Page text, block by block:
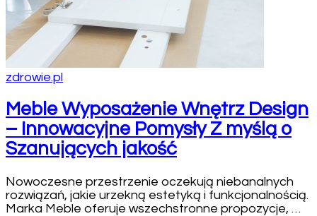
zdrowie.pl
Meble Wyposażenie Wnętrz Design
– Innowacyjne Pomysły Z myślą o
Szanujących jakość
Nowoczesne przestrzenie oczekują niebanalnych
rozwiązań, jakie urzekną estetyką i funkcjonalnością.
Marka Meble oferuje wszechstronne propozycje, …